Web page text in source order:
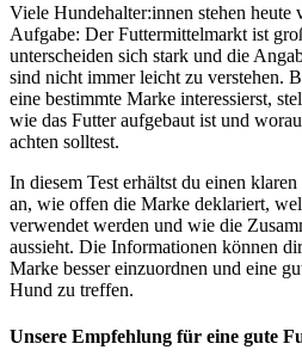
Viele Hundehalter:innen stehen heute
Aufgabe: Der Futtermittelmarkt ist
unterscheiden sich stark und die
sind nicht immer leicht zu verstehen.
eine bestimmte Marke interessierst,
wie das Futter aufgebaut ist und
achten solltest.
In diesem Test erhältst du einen
an, wie offen die Marke deklariert,
verwendet werden und wie die
aussieht. Die Informationen können
Marke besser einzuordnen und eine
Hund zu treffen.
Unsere Empfehlung für eine gute